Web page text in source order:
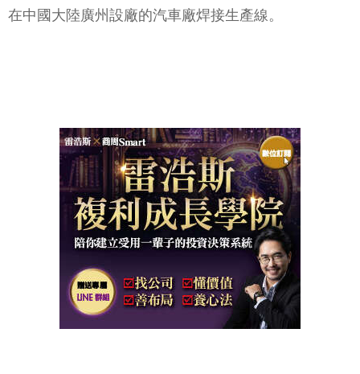
在中國大陸廣州設廠的汽車廠焊接生產線。